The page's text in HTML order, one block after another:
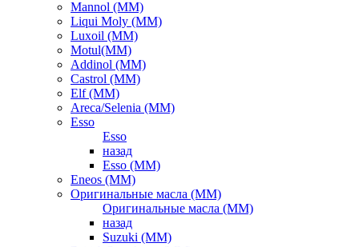
Mannol (ММ)
Liqui Moly (ММ)
Luxoil (ММ)
Motul(ММ)
Addinol (ММ)
Castrol (ММ)
Elf (ММ)
Areca/Selenia (ММ)
Esso
Esso
назад
Esso (ММ)
Eneos (ММ)
Оригинальные масла (ММ)
Оригинальные масла (ММ)
назад
Suzuki (ММ)